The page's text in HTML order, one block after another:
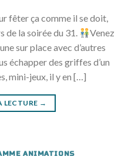
fêter ça comme il se doit,
de la soirée du 31.
Venez
sur place avec d’autres
échapper des griffes d’un
mini-jeux, il y en […]
LECTURE →
ANIMATIONS